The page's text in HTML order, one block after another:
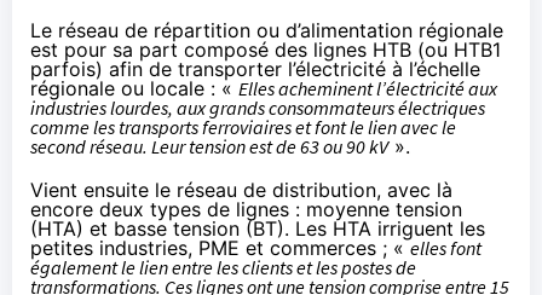
Le réseau de répartition ou d’alimentation régionale
est pour sa part composé des lignes HTB (ou HTB1
parfois) afin de transporter l’électricité à l’échelle
régionale ou locale : « Elles acheminent l’électricité aux
industries lourdes, aux grands consommateurs électriques
comme les transports ferroviaires et font le lien avec le
second réseau. Leur tension est de 63 ou 90 kV».
Vient ensuite le réseau de distribution, avec là
encore deux types de lignes : moyenne tension
(HTA) et basse tension (BT). Les HTA irriguent les
petites industries, PME et commerces ; «elles font
également le lien entre les clients et les postes de
transformations. Ces lignes ont une tension comprise entre 15